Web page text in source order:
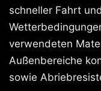
schneller Fahrt
verwendeten
Außenbereiche
sowie